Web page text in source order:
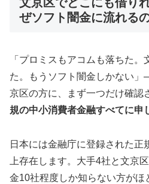
ぜソフト闇金に流れる
「プロミスもアコムも落ちた
た。もうソフト闇金しかない
京区の方に、まず一つだけ確認
規の中小消費者金融すべてに申
日本には金融庁に登録された正
上存在します。大手4社と文京
金10社程度しか知らない方がほ